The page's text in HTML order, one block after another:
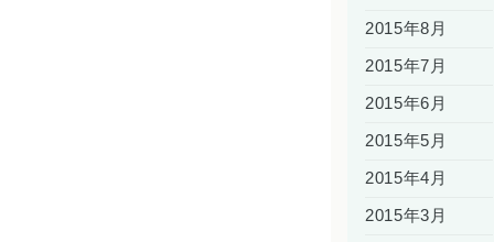
2015年8月
2015年7月
2015年6月
2015年5月
2015年4月
2015年3月